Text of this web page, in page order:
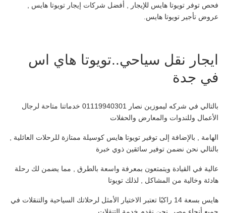
فحص توفر تويوتا هايس للإيجار , أفضل شركات إيجار تويوتا هايس ,
عروض تأجير تويوتا هايس.
ايجار نقل سياحي..تويوتا هاي اس
في جدة
بالتالي في شركه ليموزين نصار 01119940301 خدماتنا متاحة لرجال
الأعمال وللندوات والمعارض والحفلات
الهامة , بالإضافة إلى توفير تويوتا هايس كوسيلة ممتازة للرحلات العائلية ,
بالتالي نحن نضمن توفير سائقين ذوي خبرة
عالية في القيادة ويتمتعون بمعرفة واسعة بالطرق , مما يضمن لك رحلة
هادئة وخالية من المشاكل , لذلك تويوتا
هايس بسعة 14 راكبًا تعتبر الاختيار الأمثل لرحلاتك السياحية والتنقلات في